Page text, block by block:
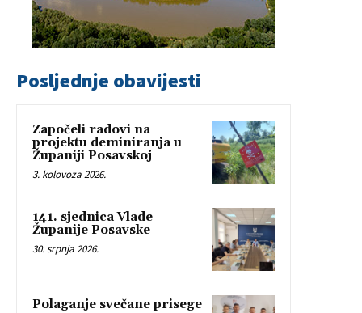
Posljednje obavijesti
Započeli radovi na
projektu deminiranja u
Županiji Posavskoj
3. kolovoza 2026.
141. sjednica Vlade
Županije Posavske
30. srpnja 2026.
Polaganje svečane prisege